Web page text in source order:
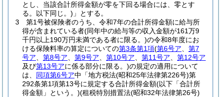
とし、当該合計所得金額が零を下回る場合には、零とす
る。以下同じ。) 」とする。
3
第1号被保険者のうち、令和7年の合計所得金額に給与所
得が含まれている者(同年中の給与等の収入金額が161万9
千円以上190万円未満である者に限る。)の令和8年度にお
ける保険料率の算定についての第3条第1項(第6号ア
第7
号ア
第8号ア 第9号ア 第10号ア 第11号ア
第12号ア
及び第13号アに係る部分に限る。)の規定の適用について
は、 同項第6号ア中「地方税法(昭和25年法律第226号)第
292条第1項第13号に規定する合計所得金額(以下「合計所
得金額」という。)(租税特別措置法(昭和32年法律第26号)